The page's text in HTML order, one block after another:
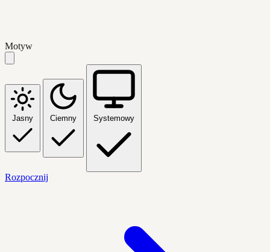
Motyw
Jasny Ciemny Systemowy
Rozpocznij